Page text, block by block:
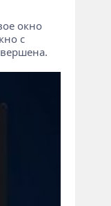
окно
с